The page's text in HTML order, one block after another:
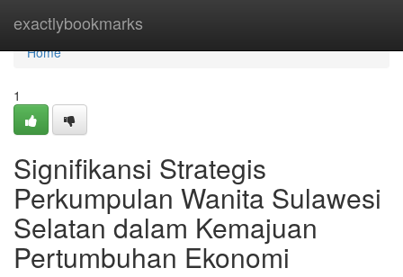
exactlybookmarks
Home
Home
1
Signifikansi Strategis
Perkumpulan Wanita Sulawesi
Selatan dalam Kemajuan
Pertumbuhan Ekonomi